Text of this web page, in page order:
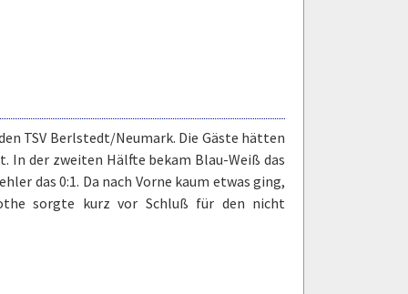
TSV Berlstedt/Neumark. Die Gäste hätten
In der zweiten Hälfte bekam Blau-Weiß das
das 0:1. Da nach Vorne kaum etwas ging,
sorgte kurz vor Schluß für den nicht